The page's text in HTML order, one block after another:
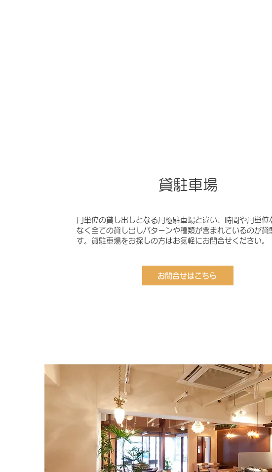
貸駐車場
月単位の貸し出しとなる月極駐車場と違い、時間や月単位
なく全ての貸し出しパターンや種類が含まれているのが貸
す。貸駐車場をお探しの方はお気軽にお問合せください。
お問合せはこちら